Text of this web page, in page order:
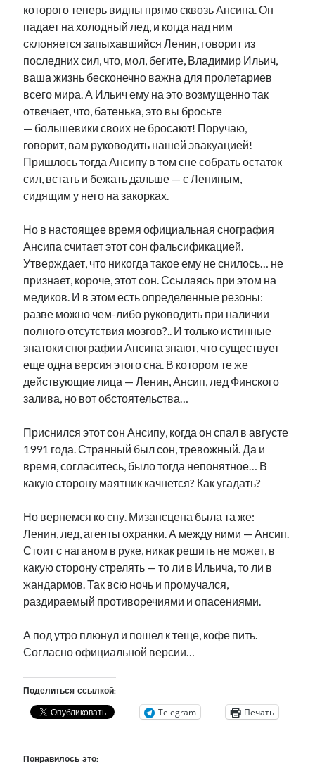
Отзывы и предложения по блогу:
anton.stalnuhhin@gmail.com
которого теперь видны прямо сквозь Ансипа. Он
падает на холодный лед, и когда над ним
склоняется запыхавшийся Ленин, говорит из
последних сил, что, мол, бегите, Владимир Ильич,
ваша жизнь бесконечно важна для пролетариев
всего мира. А Ильич ему на это возмущенно так
отвечает, что, батенька, это вы бросьте
— большевики своих не бросают! Поручаю,
говорит, вам руководить нашей эвакуацией!
Пришлось тогда Ансипу в том сне собрать остаток
сил, встать и бежать дальше — с Лениным,
сидящим у него на закорках.
Но в настоящее время официальная снография
Ансипа считает этот сон фальсификацией.
Утверждает, что никогда такое ему не снилось… не
признает, короче, этот сон. Ссылаясь при этом на
медиков. И в этом есть определенные резоны:
разве можно чем-либо руководить при наличии
полного отсутствия мозгов?.. И только истинные
знатоки снографии Ансипа знают, что существует
еще одна версия этого сна. В котором те же
действующие лица — Ленин, Ансип, лед Финского
залива, но вот обстоятельства…
Приснился этот сон Ансипу, когда он спал в августе
1991 года. Странный был сон, тревожный. Да и
время, согласитесь, было тогда непонятное… В
какую сторону маятник качнется? Как угадать?
Но вернемся ко сну. Мизансцена была та же:
Ленин, лед, агенты охранки. А между ними — Ансип.
Стоит с наганом в руке, никак решить не может, в
какую сторону стрелять — то ли в Ильича, то ли в
жандармов. Так всю ночь и промучался,
раздираемый противоречиями и опасениями.
А под утро плюнул и пошел к теще, кофе пить.
Согласно официальной версии…
Поделиться ссылкой:
Telegram Печать
Понравилось это: